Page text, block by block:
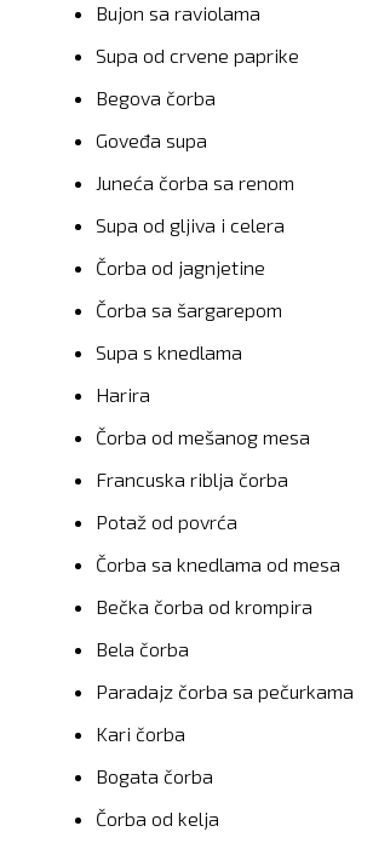
Bujon sa raviolama
Supa od crvene paprike
Begova čorba
Goveđa supa
Juneća čorba sa renom
Supa od gljiva i celera
Čorba od jagnjetine
Čorba sa šargarepom
Supa s knedlama
Harira
Čorba od mešanog mesa
Francuska riblja čorba
Potaž od povrća
Čorba sa knedlama od mesa
Bečka čorba od krompira
Bela čorba
Paradajz čorba sa pečurkama
Kari čorba
Bogata čorba
Čorba od kelja